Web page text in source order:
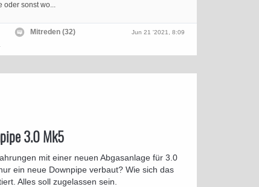
oder sonst wo...
Jun 21 '2021, 8:09
Mitreden (32)
3.0 Mk5
mit einer neuen Abgasanlage für 3.0
ein neue Downpipe verbaut? Wie sich das
Alles soll zugelassen sein.